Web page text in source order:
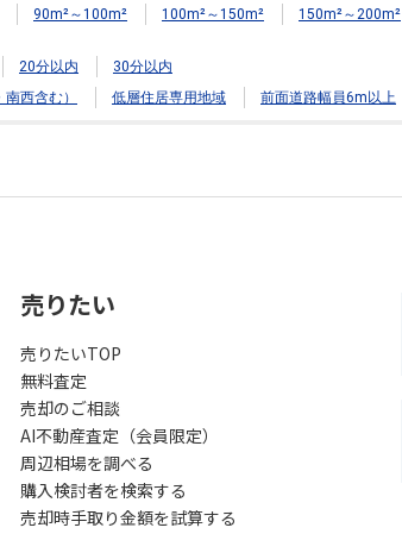
90m²～100m² 100m²～150m² 150m²～200m²
20分以内
30分以内
西含む） 低層住居専用地域 前面道路幅員6m以上
売りたい
売りたいTOP
無料査定
売却のご相談
AI不動産査定（会員限定）
周辺相場を調べる
購入検討者を検索する
売却時手取り金額を試算する